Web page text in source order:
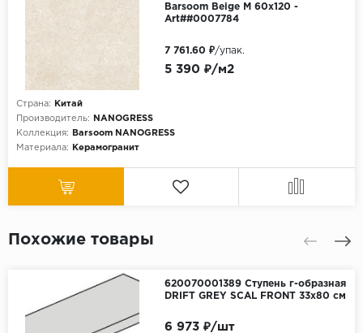
Barsoom Beige M 60x120 -
Art##0007784
Страна:
Китай
Производитель:
NANOGRESS
Коллекция:
Barsoom NANOGRESS
Материала:
Керамогранит
5 390 ₽/м2
7 761.60 ₽/упак.
Похожие товары
620070001389 Ступень г-образная
DRIFT GREY SCAL FRONT 33x80 см
6 973 ₽/шт